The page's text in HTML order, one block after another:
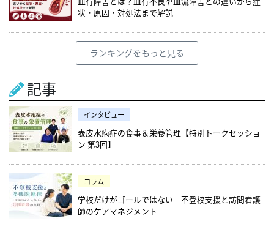
状・原因・対処法まで解説
ランキングをもっと見る
記事
インタビュー
表皮水疱症の食事＆栄養管理【特別トークセッショ
ン 第3回】
コラム
学校だけがゴールではない─不登校支援と訪問看護
師のケアマネジメント